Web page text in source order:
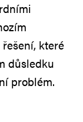
které
důsledku
problém.